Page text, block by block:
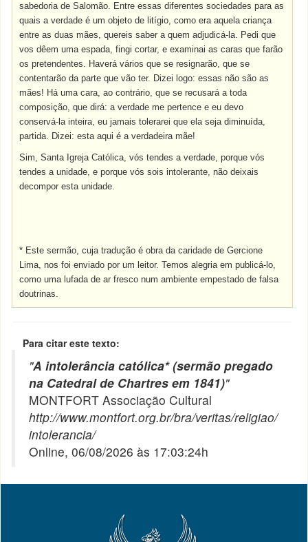
sabedoria de Salomão. Entre essas diferentes sociedades para as
quais a verdade é um objeto de litígio, como era aquela criança
entre as duas mães, quereis saber a quem adjudicá-la. Pedi que
vos dêem uma espada, fingi cortar, e examinai as caras que farão
os pretendentes. Haverá vários que se resignarão, que se
contentarão da parte que vão ter. Dizei logo: essas não são as
mães! Há uma cara, ao contrário, que se recusará a toda
composição, que dirá: a verdade me pertence e eu devo
conservá-la inteira, eu jamais tolerarei que ela seja diminuída,
partida. Dizei: esta aqui é a verdadeira mãe!
Sim, Santa Igreja Católica, vós tendes a verdade, porque vós
tendes a unidade, e porque vós sois intolerante, não deixais
decompor esta unidade.
* Este sermão, cuja tradução é obra da caridade de Gercione
Lima, nos foi enviado por um leitor. Temos alegria em publicá-lo,
como uma lufada de ar fresco num ambiente empestado de falsa
doutrinas.
Para citar este texto:
"A intolerância católica* (sermão pregado
na Catedral de Chartres em 1841)"
MONTFORT Associação Cultural
http://www.montfort.org.br/bra/veritas/religiao/
intolerancia/
Online, 06/08/2026 às 17:03:24h